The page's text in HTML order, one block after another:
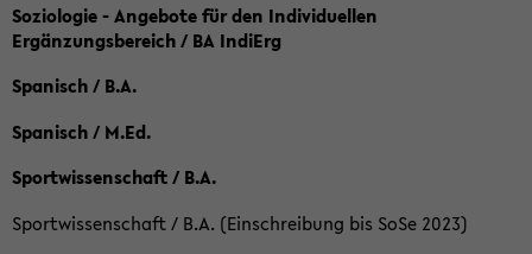
Soziologie - Angebote für den Individuellen
Ergänzungsbereich / BA IndiErg
Spanisch / B.A.
Spanisch / M.Ed.
Sportwissenschaft / B.A.
Sportwissenschaft / B.A. (Einschreibung bis SoSe 2023)